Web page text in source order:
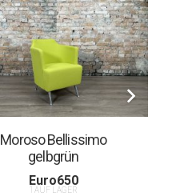
Moroso Bellissimo
gelbgrün
Euro650
1 AUF LAGER